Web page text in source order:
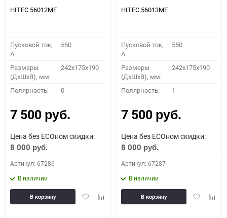
ПОДОБРАТЬ
Как определить полярность?
0 - обратная 1 - прямая 3 - обратная 4 - прямая
HITEC 56012MF
Пусковой ток,
A:
550
Размеры
(ДхШхВ), мм:
242x175x190
Полярность: 0
7 500 руб.
Цена без ECOном скидки:
8 000 руб.
Артикул: 67286
В наличии
ДобавитьДобавить
В корзину
HITEC 56013MF
Пусковой ток,
A:
550
Размеры
(ДхШхВ), мм:
242x175x190
Полярность: 1
7 500 руб.
Цена без ECOном скидки:
8 000 руб.
Артикул: 67287
В наличии
Добавить
В корзину